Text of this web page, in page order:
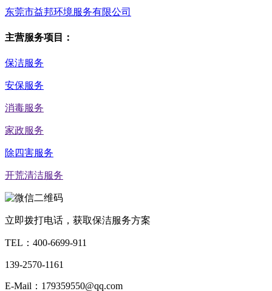
东莞市益邦环境服务有限公司
主营服务项目：
保洁服务
安保服务
消毒服务
家政服务
除四害服务
开荒清洁服务
立即拨打电话，获取保洁服务方案
TEL： 400-6699-911
139-2570-1161
E-Mail：179359550@qq.com